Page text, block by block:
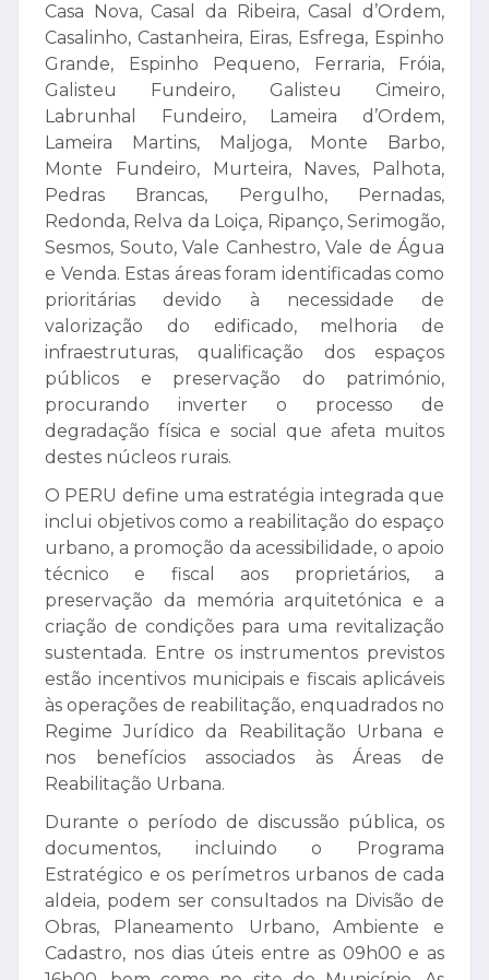
Casa Nova, Casal da Ribeira, Casal d’Ordem,
Casalinho, Castanheira, Eiras, Esfrega, Espinho
Grande, Espinho Pequeno, Ferraria, Fróia,
Galisteu Fundeiro, Galisteu Cimeiro,
Labrunhal Fundeiro, Lameira d’Ordem,
Lameira Martins, Maljoga, Monte Barbo,
Monte Fundeiro, Murteira, Naves, Palhota,
Pedras Brancas, Pergulho, Pernadas,
Redonda, Relva da Loiça, Ripanço, Serimogão,
Sesmos, Souto, Vale Canhestro, Vale de Água
e Venda. Estas áreas foram identificadas como
prioritárias devido à necessidade de
valorização do edificado, melhoria de
infraestruturas, qualificação dos espaços
públicos e preservação do património,
procurando inverter o processo de
degradação física e social que afeta muitos
destes núcleos rurais.
O PERU define uma estratégia integrada que
inclui objetivos como a reabilitação do espaço
urbano, a promoção da acessibilidade, o apoio
técnico e fiscal aos proprietários, a
preservação da memória arquitetónica e a
criação de condições para uma revitalização
sustentada. Entre os instrumentos previstos
estão incentivos municipais e fiscais aplicáveis
às operações de reabilitação, enquadrados no
Regime Jurídico da Reabilitação Urbana e
nos benefícios associados às Áreas de
Reabilitação Urbana.
Durante o período de discussão pública, os
documentos, incluindo o Programa
Estratégico e os perímetros urbanos de cada
aldeia, podem ser consultados na Divisão de
Obras, Planeamento Urbano, Ambiente e
Cadastro, nos dias úteis entre as 09h00 e as